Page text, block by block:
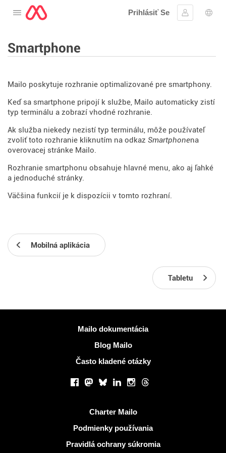
Otvorte menu
Prihlásiť Se
Prihlásiť sa
Smartphone
Mailo poskytuje rozhranie optimalizované pre smartphony.
Keď sa smartphone pripojí k službe, Mailo automaticky zistí
typ terminálu a zobrazí vhodné rozhranie.
Ak služba niekedy nezistí typ terminálu, môže používateľ
zvoliť toto rozhranie kliknutím na odkaz Smartphonena
overovacej stránke Mailo.
Rozhranie smartphonu obsahuje hlavné menu, ako aj ľahké
a jednoduché stránky.
Väčšina funkcií je k dispozícii v tomto rozhraní.
Mobilná aplikácia
Tabletu
Mailo dokumentácia
Blog Mailo
Často kladené otázky
Facebook
Mastodon
BlueskyLinkedInInstagram
Threads
Charter Mailo
Podmienky používania
Pravidlá ochrany súkromia